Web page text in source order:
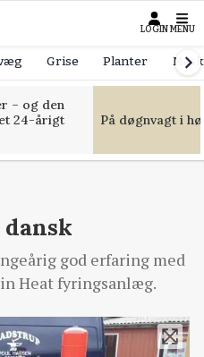
LOGIN MENU
Grise Planter
– og den
24-årigt
På døgnvagt i
god erfaring med
Heat fyringsanlæg.